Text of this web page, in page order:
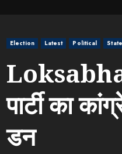
Election Latest Political State
पार्टी का
डन